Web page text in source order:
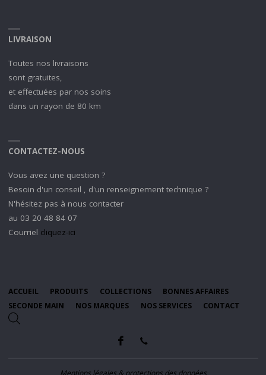
LIVRAISON
Toutes nos livraisons
sont gratuites,
et effectuées par nos soins
dans un rayon de 80 km
CONTACTEZ-NOUS
Vous avez une question ?
Besoin d'un conseil , d'un renseignement technique ?
N'hésitez pas à nous contacter
au 03 20 48 84 07
Courriel cliquez-ici
ACCUEIL PRODUITS COLLECTIONS
BONNES AFFAIRES
SECONDE MAIN
NOS MARQUES NOS SERVICES CONTACT